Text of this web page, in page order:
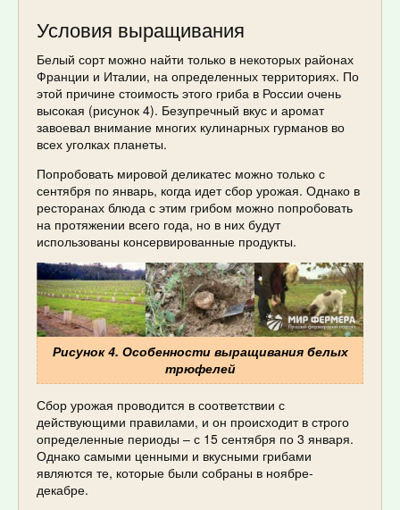
Условия выращивания
Белый сорт можно найти только в некоторых районах
Франции и Италии, на определенных территориях. По
этой причине стоимость этого гриба в России очень
высокая (рисунок 4). Безупречный вкус и аромат
завоевал внимание многих кулинарных гурманов во
всех уголках планеты.
Попробовать мировой деликатес можно только с
сентября по январь, когда идет сбор урожая. Однако в
ресторанах блюда с этим грибом можно попробовать
на протяжении всего года, но в них будут
использованы консервированные продукты.
Рисунок 4. Особенности выращивания белых
трюфелей
Сбор урожая проводится в соответствии с
действующими правилами, и он происходит в строго
определенные периоды – с 15 сентября по 3 января.
Однако самыми ценными и вкусными грибами
являются те, которые были собраны в ноябре-
декабре.